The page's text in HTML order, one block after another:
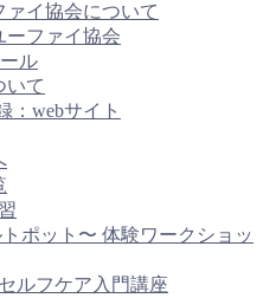
イ協会について
ーファイ協会
ル
いて
：webサイト
ポット〜 体験ワークショッ
ルフケア入門講座